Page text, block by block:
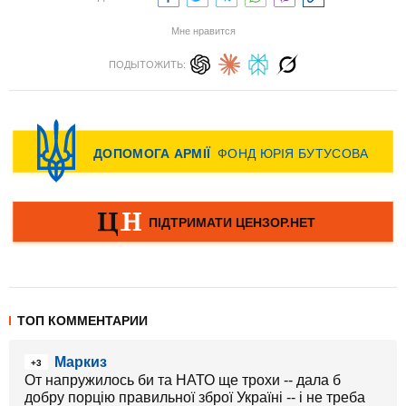
Мне нравится
ПОДЫТОЖИТЬ:
ТОП КОММЕНТАРИИ
+3
Маркиз
От напружилось би та НАТО ще трохи -- дала б
добру порцію правильної зброї Україні -- і не треба